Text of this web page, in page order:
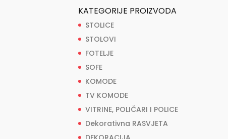
KATEGORIJE PROIZVODA
STOLICE
STOLOVI
FOTELJE
SOFE
KOMODE
TV KOMODE
VITRINE, POLIČARI I POLICE
Dekorativna RASVJETA